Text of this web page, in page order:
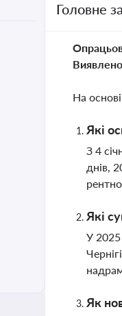
Головне
На
Які
З 4
днів,
Які
У 2025
Як